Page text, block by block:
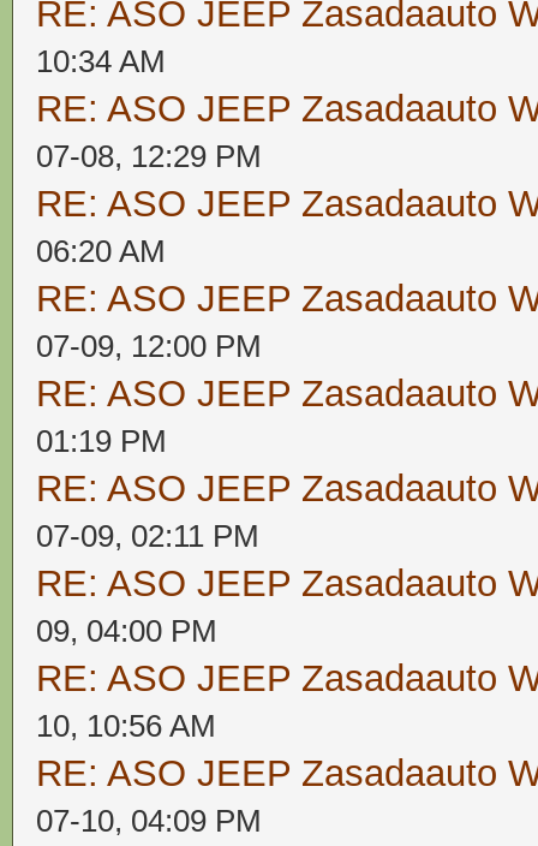
RE: ASO JEEP Zasadaauto
10:34 AM
RE: ASO JEEP Zasadaauto
07-08, 12:29 PM
RE: ASO JEEP Zasadaauto
06:20 AM
RE: ASO JEEP Zasadaauto
07-09, 12:00 PM
RE: ASO JEEP Zasadaauto
01:19 PM
RE: ASO JEEP Zasadaauto
07-09, 02:11 PM
RE: ASO JEEP Zasadaauto
09, 04:00 PM
RE: ASO JEEP Zasadaauto
10, 10:56 AM
RE: ASO JEEP Zasadaauto
07-10, 04:09 PM